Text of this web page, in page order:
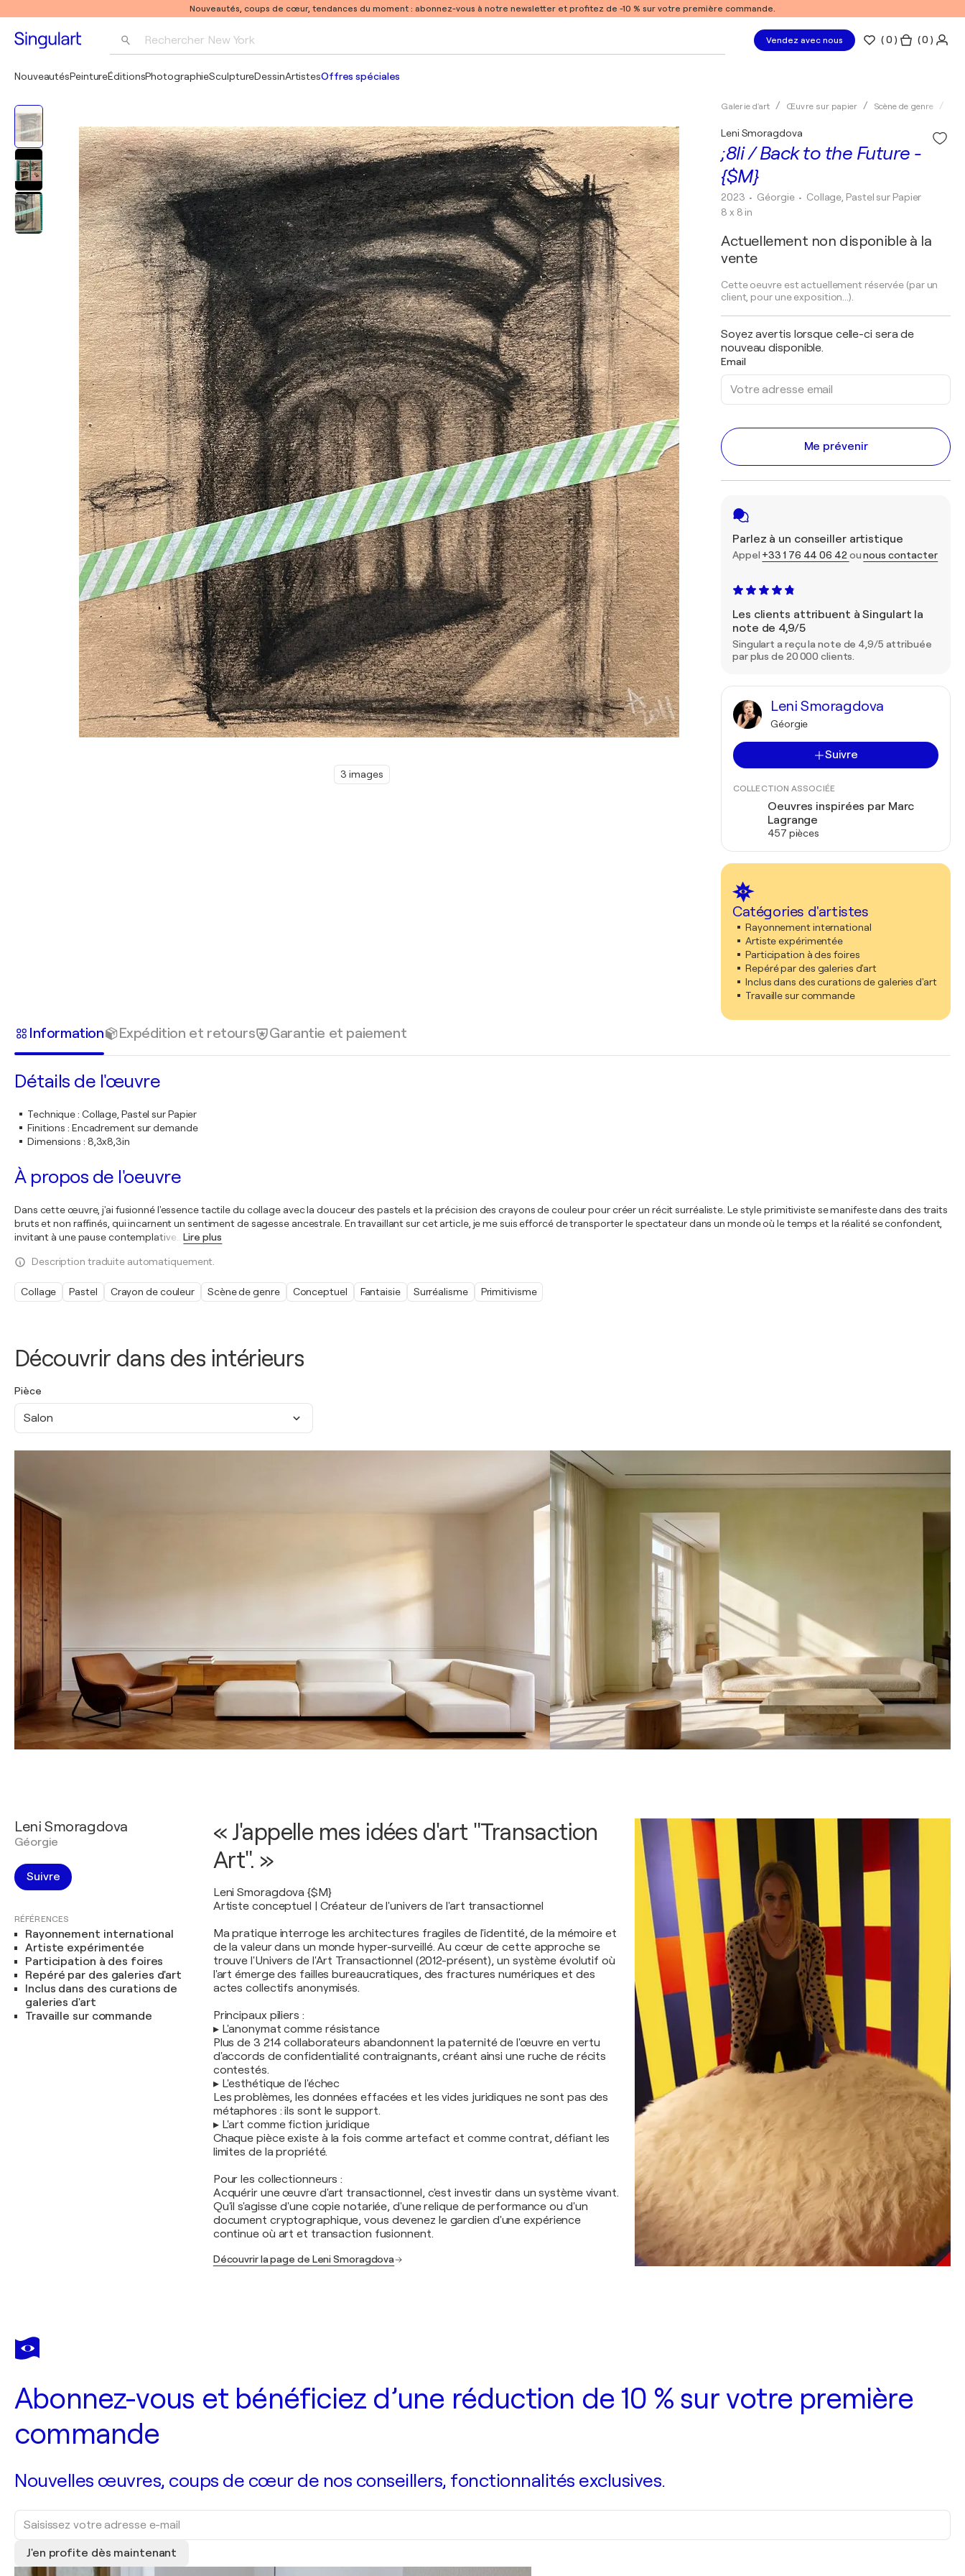
Nouveautés, coups de cœur, tendances du moment : abonnez-vous à notre newsletter et profitez de -10 % sur votre première commande.
Rechercher New York
Pablo Picasso
Vendez avec nous (0 ) ( 0 )
NouveautésPeintureÉditionsPhotographieSculptureDessinArtistesOffres spéciales
3 images
Galerie d'art Œuvre sur papier Scène de genre
;8li / Back to the Future -
{$M}
Leni Smoragdova
2023 • Géorgie • Collage, Pastel sur Papier
8 x 8 in
Actuellement non disponible à la
vente
Cette oeuvre est actuellement réservée (par un
client, pour une exposition...).
Soyez avertis lorsque celle-ci sera de
nouveau disponible.
Email
Me prévenir
Parlez à un conseiller artistique
Appel +33 1 76 44 06 42 ounous contacter
Les clients attribuent à Singulart la
note de 4,9/5
Singulart a reçu la note de 4,9/5 attribuée
par plus de 20 000 clients.
Leni Smoragdova
Géorgie
Suivre
COLLECTION ASSOCIÉE
Oeuvres inspirées par Marc
Lagrange
457 pièces
Catégories d'artistes
Rayonnement international
Artiste expérimentée
Participation à des foires
Repéré par des galeries d'art
Inclus dans des curations de galeries d'art
Travaille sur commande
Découvrir dans des intérieurs
Pièce
Salon
Information Expédition et retours Garantie et paiement
Détails de l'œuvre
Technique: Collage, Pastel sur Papier
Finitions : Encadrement sur demande
Dimensions : 8,3x8,3in
À propos de l'oeuvre
Dans cette œuvre, j'ai fusionné l'essence tactile du collage avec la douceur des pastels et la précision des crayons de couleur pour créer un récit surréaliste. Le style primitiviste se manifeste dans des traits
bruts et non raffinés, qui incarnent un sentiment de sagesse ancestrale. En travaillant sur cet article, je me suis efforcé de transporter le spectateur dans un monde où le temps et la réalité se confondent,
invitant à une pause contemplative
Lire plus
Description traduite automatiquement.
Collage Pastel Crayon de couleur Scène de genre Conceptuel Fantaisie Surréalisme Primitivisme
Leni Smoragdova
Géorgie
Suivre
RÉFÉRENCES
Rayonnement international
Artiste expérimentée
Participation à des foires
Repéré par des galeries d'art
Inclus dans des curations de
galeries d'art
Travaille sur commande
« J'appelle mes idées d'art "Transaction
Art". »
Leni Smoragdova {$M}
Artiste conceptuel | Créateur de l'univers de l'art transactionnel
Ma pratique interroge les architectures fragiles de l'identité, de la mémoire et
de la valeur dans un monde hyper-surveillé. Au cœur de cette approche se
trouve l'Univers de l'Art Transactionnel (2012-présent), un système évolutif où
l'art émerge des failles bureaucratiques, des fractures numériques et des
actes collectifs anonymisés.
Principaux piliers :
▸ L'anonymat comme résistance
Plus de 3 214 collaborateurs abandonnent la paternité de l'œuvre en vertu
d'accords de confidentialité contraignants, créant ainsi une ruche de récits
contestés.
▸ L'esthétique de l'échec
Les problèmes, les données effacées et les vides juridiques ne sont pas des
métaphores : ils sont le support.
▸ L'art comme fiction juridique
Chaque pièce existe à la fois comme artefact et comme contrat, défiant les
limites de la propriété.
Pour les collectionneurs :
Acquérir une œuvre d'art transactionnel, c'est investir dans un système vivant.
Qu'il s'agisse d'une copie notariée, d'une relique de performance ou d'un
document cryptographique, vous devenez le gardien d'une expérience
continue où art et transaction fusionnent.
Découvrir la page de Leni Smoragdova
Abonnez-vous et bénéficiez d’une réduction de 10 % sur votre première
commande
Nouvelles œuvres, coups de cœur de nos conseillers, fonctionnalités exclusives.
J'en profite dès maintenant